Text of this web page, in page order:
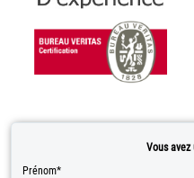
Vous avez
Prénom*